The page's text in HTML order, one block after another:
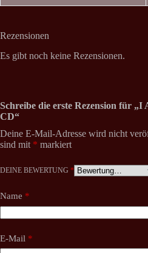
Rezensionen
Es gibt noch keine Rezensionen.
Schreibe die erste Rezension für „I
CD“
Deine E-Mail-Adresse wird nicht
sind mit * markiert
DEINE BEWERTUNG *
Name *
E-Mail *